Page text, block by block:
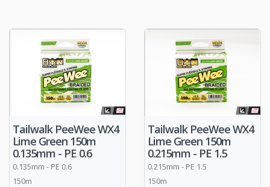
Tailwalk PeeWee WX4
Lime Green 150m
0.135mm - PE 0.6
0.135mm - PE 0.6
150m
Tailwalk PeeWee WX4
Lime Green 150m
0.215mm - PE 1.5
0.215mm - PE 1.5
150m